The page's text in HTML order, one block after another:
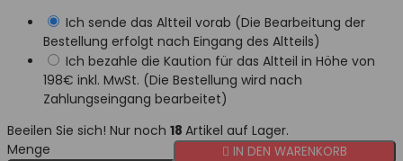
Ich sende das Altteil vorab (Die Bearbeitung der
Bestellung erfolgt nach Eingang des Altteils)
Ich bezahle die Kaution für das Altteil in Höhe von
198€ inkl. MwSt. (Die Bestellung wird nach
Zahlungseingang bearbeitet)
Beeilen Sie sich! Nur noch 18 Artikel auf Lager.
Menge
 IN DEN WARENKORB